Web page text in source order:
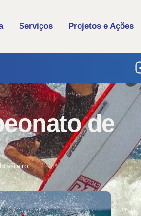
Serviços Projetos e Ações
de